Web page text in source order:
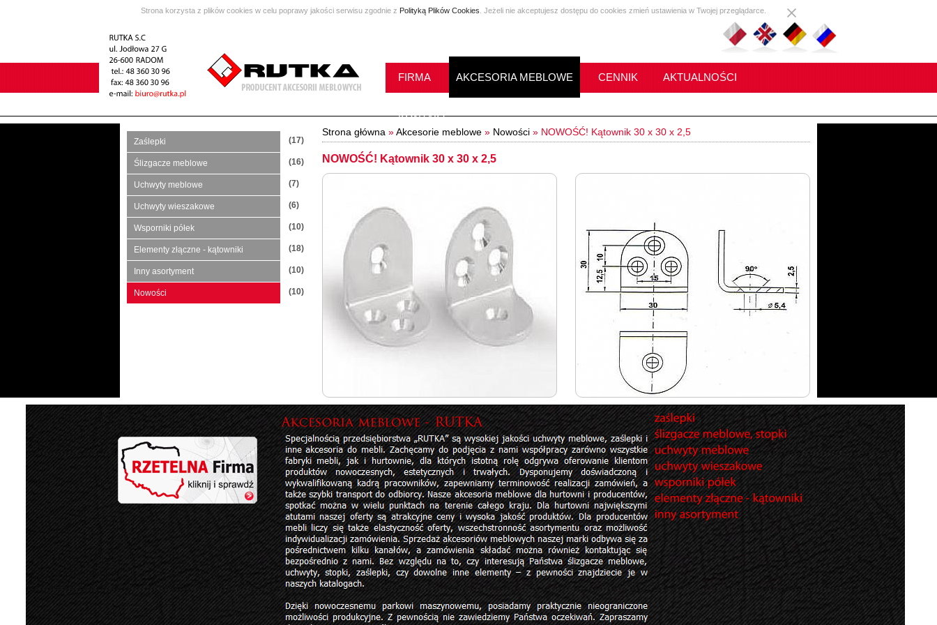
Strona korzysta z plików cookies w celu poprawy jakości serwisu zgodnie z Polityką Plików Cookies . Jeżeli nie akceptujesz dostępu do cookies zmień ustawienia w Twojej przeglądarce.
FIRMA AKCESORIA MEBLOWE CENNIK AKTUALNOŚCI
KONTAKT
Zaślepki (17)
Ślizgacze meblowe (16)
Uchwyty meblowe (7)
Uchwyty wieszakowe (6)
Wsporniki półek (10)
Elementy złączne - kątowniki (18)
Inny asortyment (10)
Nowości (10)
Strona główna »Akcesorie meblowe » Nowości » NOWOŚĆ! Kątownik 30 x 30 x 2,5
NOWOŚĆ! Kątownik 30 x 30 x 2,5